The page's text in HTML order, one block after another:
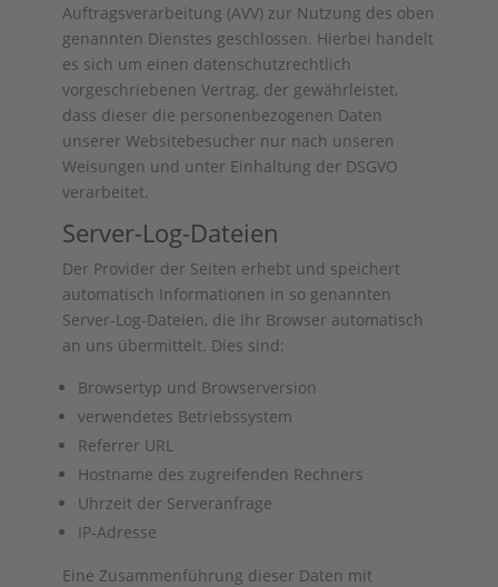
Auftragsverarbeitung (AVV) zur Nutzung des oben
genannten Dienstes geschlossen. Hierbei handelt
es sich um einen datenschutzrechtlich
vorgeschriebenen Vertrag, der gewährleistet,
dass dieser die personenbezogenen Daten
unserer Websitebesucher nur nach unseren
Weisungen und unter Einhaltung der DSGVO
verarbeitet.
Server-Log-Dateien
Der Provider der Seiten erhebt und speichert
automatisch Informationen in so genannten
Server-Log-Dateien, die Ihr Browser automatisch
an uns übermittelt. Dies sind:
Browsertyp und Browserversion
verwendetes Betriebssystem
Referrer URL
Hostname des zugreifenden Rechners
Uhrzeit der Serveranfrage
IP-Adresse
Eine Zusammenführung dieser Daten mit